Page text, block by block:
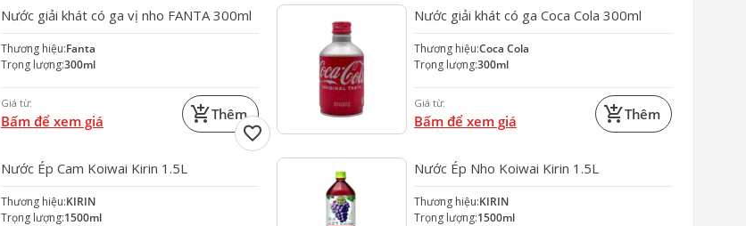
Nước giải khát có ga vị nho FANTA 300ml
Thương hiệu:Fanta
Trọng lượng:300ml
Giá từ:
Bấm để xem giá add_shopping_cartThêm
Nước giải khát có ga Coca Cola 300ml
Thương hiệu:Coca Cola
Trọng lượng:300ml
Giá từ:
Bấm để xem giá add_shopping_cartThêm
Nước Ép Cam Koiwai Kirin 1.5L
Thương hiệu:KIRIN
Trọng lượng:1500ml
favorite
Nước Ép Nho Koiwai Kirin 1.5L
Thương hiệu:KIRIN
Trọng lượng:1500ml